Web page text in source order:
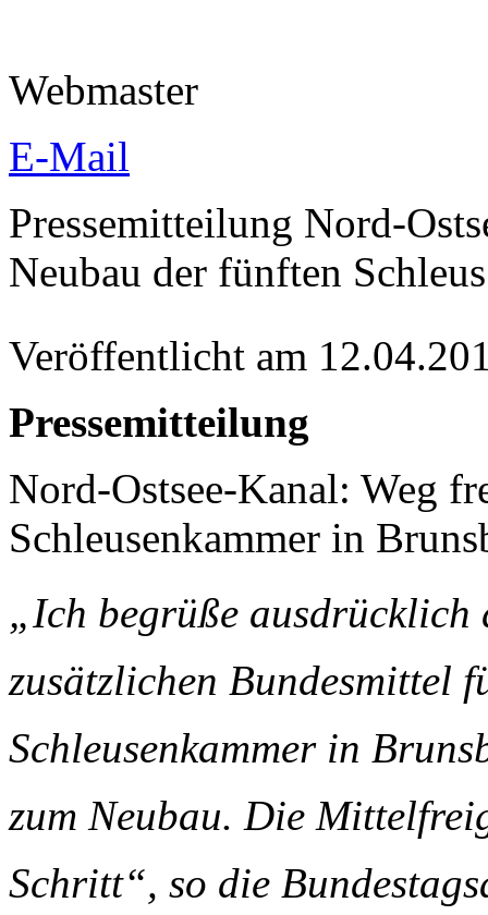
Webmaster
E-Mail
Pressemitteilung Nord-
Neubau der fünften Schleus
Veröffentlicht am
Pressemitteilung
Nord-Ostsee-Kanal: Weg
Schleusenkammer in
„Ich begrüße
zusätzlichen Bundesmittel
Schleusenkammer in
zum Neubau. Die
Schritt“, so die